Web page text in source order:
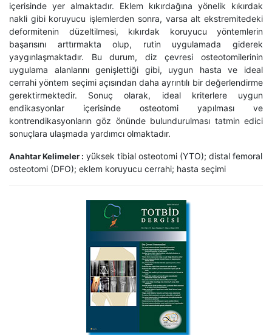
içerisinde yer almaktadır. Eklem kıkırdağına yönelik kıkırdak
nakli gibi koruyucu işlemlerden sonra, varsa alt ekstremitedeki
deformitenin düzeltilmesi, kıkırdak koruyucu yöntemlerin
başarısını arttırmakta olup, rutin uygulamada giderek
yaygınlaşmaktadır. Bu durum, diz çevresi osteotomilerinin
uygulama alanlarını genişlettiği gibi, uygun hasta ve ideal
cerrahi yöntem seçimi açısından daha ayrıntılı bir değerlendirme
gerektirmektedir. Sonuç olarak, ideal kriterlere uygun
endikasyonlar içerisinde osteotomi yapılması ve
kontrendikasyonların göz önünde bulundurulması tatmin edici
sonuçlara ulaşmada yardımcı olmaktadır.
Anahtar Kelimeler : yüksek tibial osteotomi (YTO); distal femoral
osteotomi (DFO); eklem koruyucu cerrahi; hasta seçimi